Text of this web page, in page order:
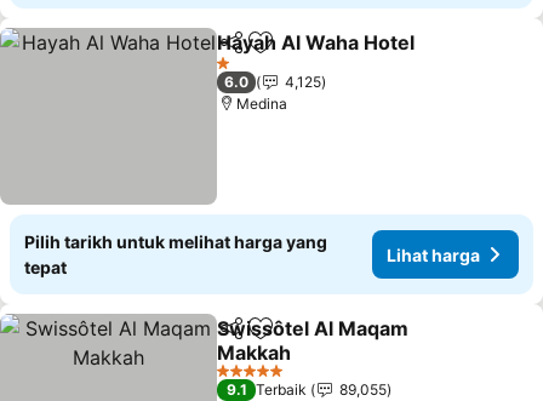
KongsiTambah ke favorit
Hayah Al Waha Hotel
1 Bintang
6.0
4,125
Medina
Pilih tarikh untuk melihat harga yang
tepat
Lihat harga
KongsiTambah ke favorit
Swissôtel Al Maqam
Makkah
Lihat harga
5 Bintang
9.1 Terbaik 89,055